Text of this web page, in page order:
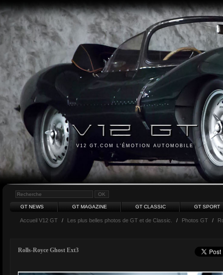
V12 GT.COM L'ÉMOTION AUTOMOBILE
GT NEWS GT MAGAZINE GT CLASSIC GT SPORT
Accueil V12 GT / Les plus belles photos de GT et de Classic. / Photos GT /
Rolls-Royce Ghost Ext3